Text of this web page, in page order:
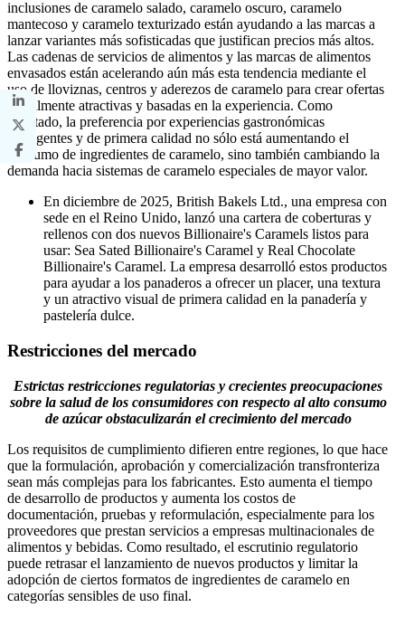
inclusiones de caramelo salado, caramelo oscuro, caramelo
mantecoso y caramelo texturizado están ayudando a las marcas a
lanzar variantes más sofisticadas que justifican precios más altos.
Las cadenas de servicios de alimentos y las marcas de alimentos
envasados ​​están acelerando aún más esta tendencia mediante el
uso de lloviznas, centros y aderezos de caramelo para crear ofertas
visualmente atractivas y basadas en la experiencia. Como
resultado, la preferencia por experiencias gastronómicas
indulgentes y de primera calidad no sólo está aumentando el
consumo de ingredientes de caramelo, sino también cambiando la
demanda hacia sistemas de caramelo especiales de mayor valor.
En diciembre de 2025, British Bakels Ltd., una empresa con
sede en el Reino Unido, lanzó una cartera de coberturas y
rellenos con dos nuevos Billionaire's Caramels listos para
usar: Sea Sated Billionaire's Caramel y Real Chocolate
Billionaire's Caramel. La empresa desarrolló estos productos
para ayudar a los panaderos a ofrecer un placer, una textura
y un atractivo visual de primera calidad en la panadería y
pastelería dulce.
Restricciones del mercado
Estrictas restricciones regulatorias y crecientes preocupaciones
sobre la salud de los consumidores con respecto al alto consumo
de azúcar obstaculizarán el crecimiento del mercado
Los requisitos de cumplimiento difieren entre regiones, lo que hace
que la formulación, aprobación y comercialización transfronteriza
sean más complejas para los fabricantes. Esto aumenta el tiempo
de desarrollo de productos y aumenta los costos de
documentación, pruebas y reformulación, especialmente para los
proveedores que prestan servicios a empresas multinacionales de
alimentos y bebidas. Como resultado, el escrutinio regulatorio
puede retrasar el lanzamiento de nuevos productos y limitar la
adopción de ciertos formatos de ingredientes de caramelo en
categorías sensibles de uso final.